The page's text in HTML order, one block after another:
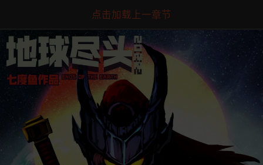
点击加载上一章节